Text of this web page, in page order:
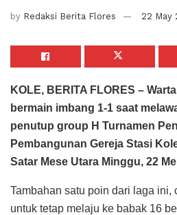
by Redaksi Berita Flores 22 May
KOLE, BERITA FLORES –
bermain imbang 1-1 saat
penutup group H Turnamen
Pembangunan Gereja Stasi
Satar Mese Utara Minggu, 22
Tambahan satu poin dari laga ini,
untuk tetap melaju ke babak 16